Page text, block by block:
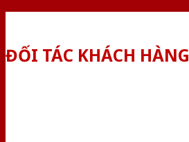
ĐỐI TÁC KHÁCH HÀNG